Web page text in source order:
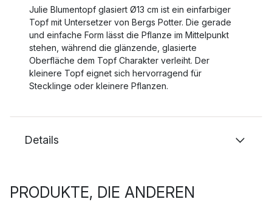
Julie Blumentopf glasiert Ø13 cm ist ein einfarbiger
Topf mit Untersetzer von Bergs Potter. Die gerade
und einfache Form lässt die Pflanze im Mittelpunkt
stehen, während die glänzende, glasierte
Oberfläche dem Topf Charakter verleiht. Der
kleinere Topf eignet sich hervorragend für
Stecklinge oder kleinere Pflanzen.
Details
PRODUKTE, DIE ANDEREN